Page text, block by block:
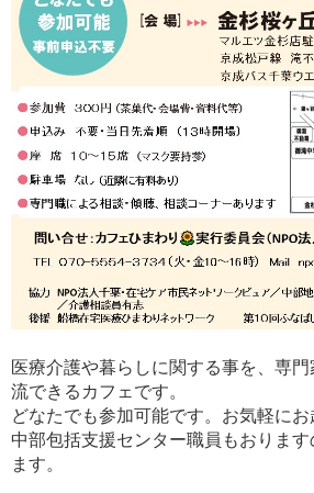
医療介護や暮らしに関する事を、専
流できるカフェです。
どなたでも参加可能です。お気軽にお
中部包括支援センター職員もおりま
ます。